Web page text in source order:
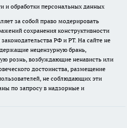
и обработки персональных данных
за собой право модерировать
сохранения конструктивности
РФ и РТ. На сайте не
нецензурную брань,
рознь, возбуждающие ненависть или
достоинства, размещение
не соблюдающих эти
по запросу в надзорные и